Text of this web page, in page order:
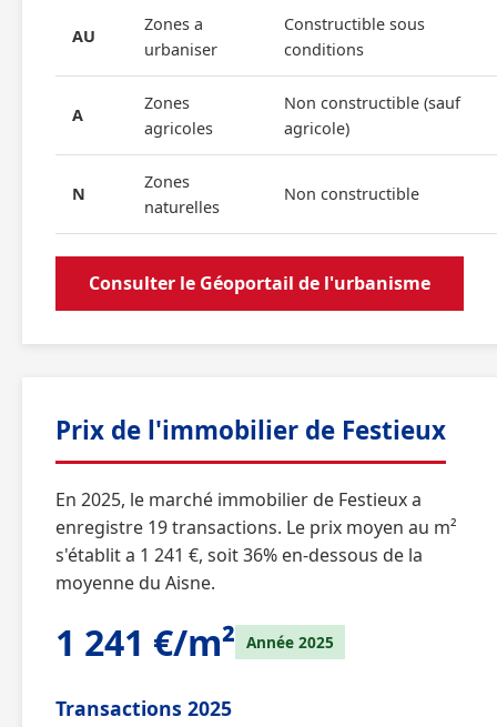
AU
Zones a
urbaniser
Constructible sous
conditions
A
Zones
agricoles
Non constructible (sauf
agricole)
N
Zones
naturelles
Non constructible
Consulter le Géoportail de l'urbanisme
Prix de l'immobilier de Festieux
En 2025, le marché immobilier de Festieux a
enregistre 19 transactions. Le prix moyen au m²
s'établit a 1 241 €, soit 36% en-dessous de la
moyenne du Aisne.
1 241 €/m² Année 2025
Transactions 2025